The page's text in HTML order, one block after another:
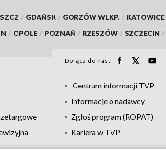
/ GDAŃSK / GORZÓW WLKP. / KATOWICE
/ OPOLE / POZNAŃ / RZESZÓW / SZCZECIN /
Dołącz do nas:
Centrum informacji TVP
Informacje o nadawcy
Zgłoś program (ROPAT)
Kariera w TVP